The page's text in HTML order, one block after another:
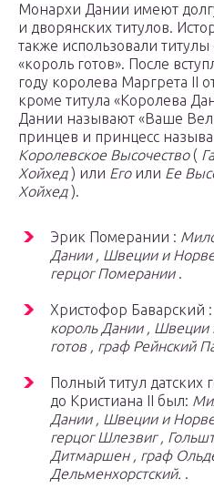
Монархи Дании имеют
и дворянских титулов.
также использовали
«король готов». После
году королева Маргрета II
кроме титула «Королева
Дании называют «Ваше
принцев и принцесс
Королевское Высочество(
Хойхед) или Егоили Ее
Хойхед).
Эрик Померании :
Дании , Швеции и
герцог Померании.
Христофор Баварский :
король Дании , Швеции
готов , граф Рейнский
Полный титул датских
до Кристиана II был:
Дании , Швеции и
герцог Шлезвиг ,
Дитмаршен , граф
Дельменхорстский. .